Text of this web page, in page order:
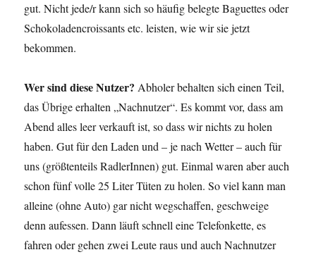
gut. Nicht jede/r kann sich so häufig belegte Baguettes oder
Schokoladencroissants etc. leisten, wie wir sie jetzt
bekommen.
Wer sind diese Nutzer? Abholer behalten sich einen Teil,
das Übrige erhalten „Nachnutzer“. Es kommt vor, dass am
Abend alles leer verkauft ist, so dass wir nichts zu holen
haben. Gut für den Laden und – je nach Wetter – auch für
uns (größtenteils RadlerInnen) gut. Einmal waren aber auch
schon fünf volle 25 Liter Tüten zu holen. So viel kann man
alleine (ohne Auto) gar nicht wegschaffen, geschweige
denn aufessen. Dann läuft schnell eine Telefonkette, es
fahren oder gehen zwei Leute raus und auch Nachnutzer